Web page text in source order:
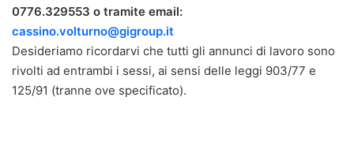
0776.329553 o tramite email:
cassino.volturno@gigroup.it
Desideriamo ricordarvi che tutti gli annunci di lavoro sono
rivolti ad entrambi i sessi, ai sensi delle leggi 903/77 e
125/91 (tranne ove specificato).